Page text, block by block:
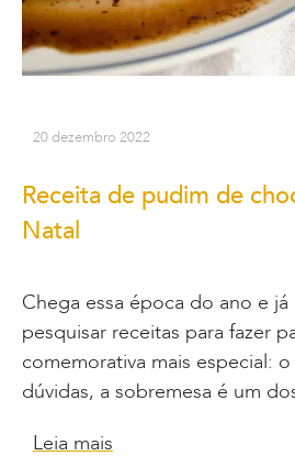
20 dezembro 2022
Receita de pudim de
Natal
Chega essa época do ano e
pesquisar receitas para fazer
comemorativa mais especial:
dúvidas, a sobremesa é um
Leia mais